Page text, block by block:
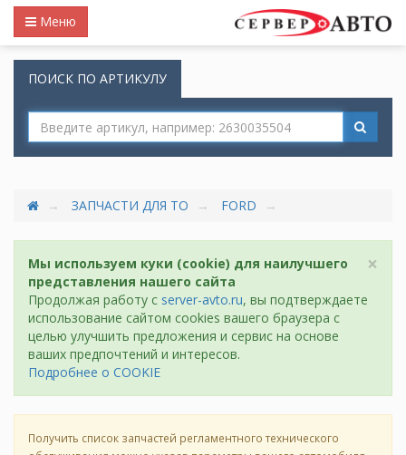
Меню
ПОИСК ПО АРТИКУЛУ
ЗАПЧАСТИ ДЛЯ ТО FORD
×
Мы используем куки (cookie) для наилучшего
представления нашего сайта
Продолжая работу с server-avto.ru, вы подтверждаете
использование сайтом cookies вашего браузера с
целью улучшить предложения и сервис на основе
ваших предпочтений и интересов.
Подробнее о COOKIE
Получить список запчастей регламентного технического